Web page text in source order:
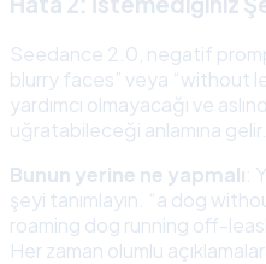
Seedance 2.0, negatif
blurry faces” veya “without
yardımcı olmayacağı ve
uğratabileceği anlamına gelir.
Bunun yerine ne yapmalı:
şeyi tanımlayın. “a dog
roaming dog running off-
Her zaman olumlu